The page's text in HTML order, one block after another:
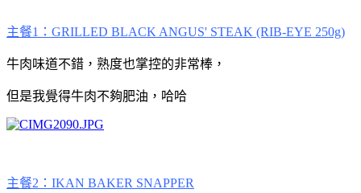
主餐1：GRILLED BLACK ANGUS' STEAK (RIB-EYE 250g)
牛肉味道不錯，熟度也掌控的非常棒，
但是我覺得牛肉不夠肥油，哈哈
主餐2：IKAN BAKER SNAPPER